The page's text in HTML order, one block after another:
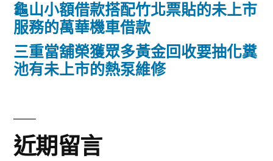
龜山小額借款搭配竹北票貼的未上市
服務的萬華機車借款
三重當舖榮獲眾多黃金回收要抽化糞
池有未上市的熱泵維修
近期留言